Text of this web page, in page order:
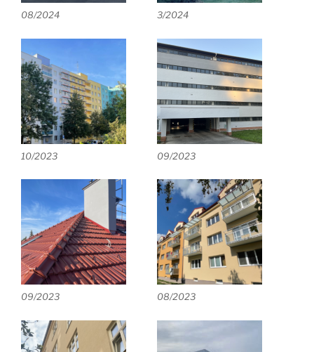
08/2024 3/2024
10/2023 09/2023
09/2023 08/2023